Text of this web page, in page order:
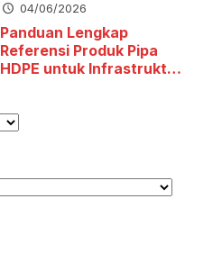
04/06/2026
Panduan Lengkap
Referensi Produk Pipa
HDPE untuk Infrastruktur